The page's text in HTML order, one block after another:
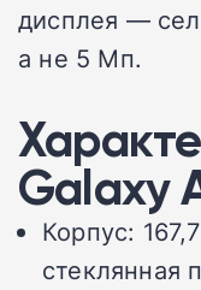
дисплея —
а не 5 Мп.
Galaxy
Корпус:
стеклянная